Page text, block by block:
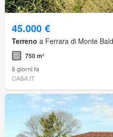
45.000 €
Terreno a Ferrara di Monte
750 m²
8 giorni fa
CASA.IT